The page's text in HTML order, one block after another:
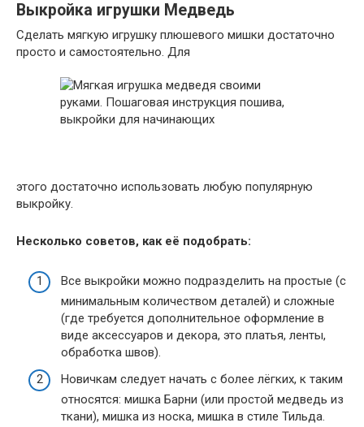
Выкройка игрушки Медведь
Сделать мягкую игрушку плюшевого мишки достаточно
просто и самостоятельно. Для
этого достаточно использовать любую популярную
выкройку.
Несколько советов, как её подобрать:
Все выкройки можно подразделить на простые (с
минимальным количеством деталей) и сложные
(где требуется дополнительное оформление в
виде аксессуаров и декора, это платья, ленты,
обработка швов).
Новичкам следует начать с более лёгких, к таким
относятся: мишка Барни (или простой медведь из
ткани), мишка из носка, мишка в стиле Тильда.